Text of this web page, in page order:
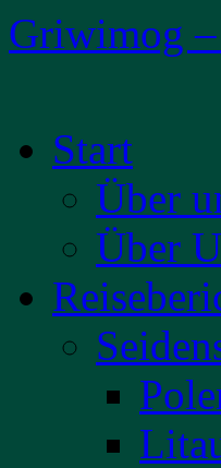
Griwimog
Inhalt
springenStart
Über
Über